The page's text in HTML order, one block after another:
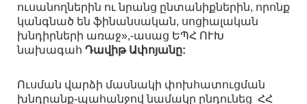
ուսանողներին ու նրանց ընտանիքներին, որոնք
կանգնած են ֆինանսական, սոցիալական
խնդիրների առաջ»,-ասաց ԵՊՀ ՈՒԽ
նախագահ Դավիթ Ափոյանը:
Ուսման վարձի մասնակի փոխհատուցման
խնդրանք-պահանջով նամակը ընդունեց ՀՀ